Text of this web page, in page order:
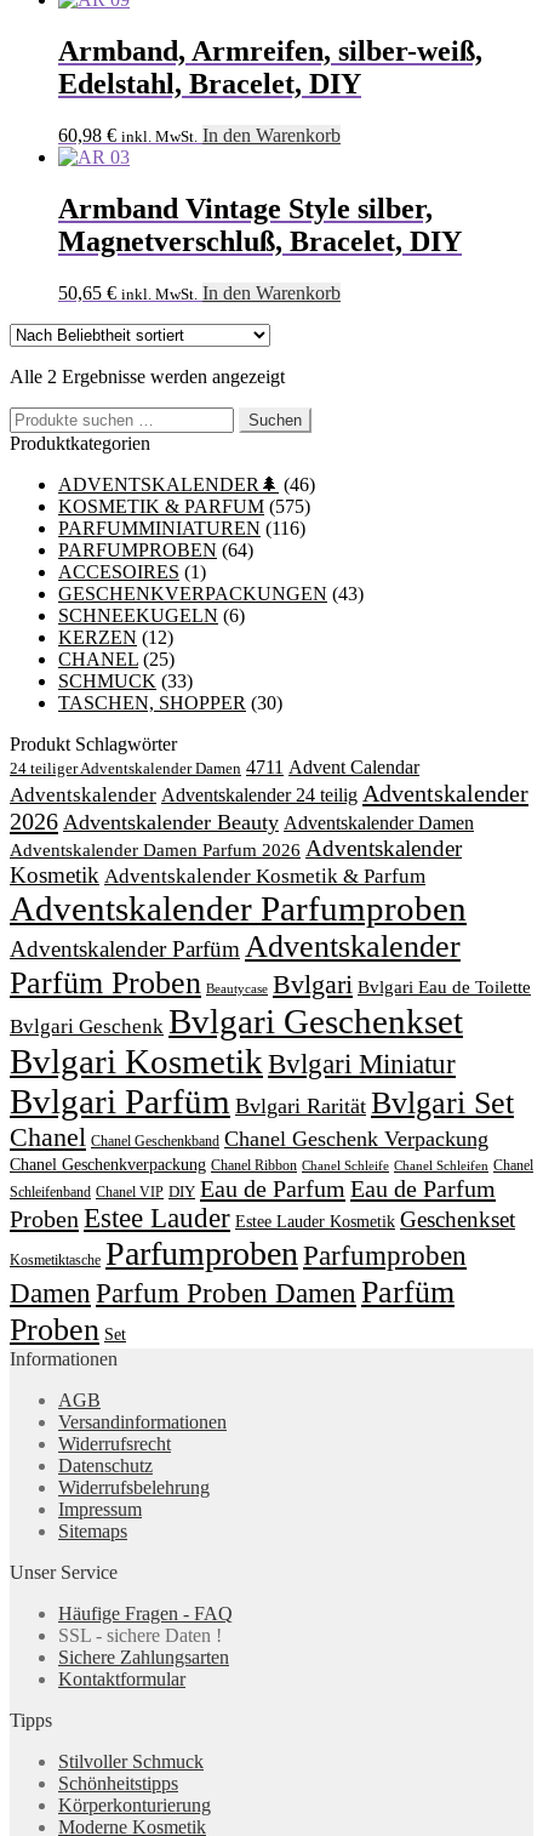
Armband, Armreifen, silber-weiß,
Edelstahl, Bracelet, DIY
60,98 € inkl. MwSt. In den Warenkorb
Armband Vintage Style silber,
Magnetverschluß, Bracelet, DIY
50,65 € inkl. MwSt. In den Warenkorb
Alle 2 Ergebnisse werden angezeigtNach
sortiert
Suchen
nach:
Suchen
Produktkategorien
ADVENTSKALENDER🌲 (46)
KOSMETIK & PARFUM (575)
PARFUMMINIATUREN (116)
PARFUMPROBEN (64)
ACCESOIRES (1)
GESCHENKVERPACKUNGEN (43)
SCHNEEKUGELN (6)
KERZEN (12)
CHANEL (25)
SCHMUCK (33)
TASCHEN, SHOPPER (30)
Produkt Schlagwörter
24 teiliger Adventskalender Damen 4711 Advent Calendar
Adventskalender Adventskalender 24 teilig Adventskalender
2026 Adventskalender Beauty Adventskalender Damen
Adventskalender Damen Parfum 2026 Adventskalender
Kosmetik Adventskalender Kosmetik & Parfum
Adventskalender Parfumproben
Adventskalender Parfüm Adventskalender
Parfüm Proben Beautycase Bvlgari Bvlgari Eau de Toilette
Bvlgari Geschenk Bvlgari Geschenkset
Bvlgari KosmetikBvlgari Miniatur
Bvlgari Parfüm Bvlgari Rarität Bvlgari Set
Chanel Chanel Geschenkband Chanel Geschenk Verpackung
Chanel Geschenkverpackung Chanel Ribbon Chanel Schleife Chanel Schleifen Chanel
Schleifenband Chanel VIP DIY Eau de Parfum Eau de Parfum
Proben Estee Lauder Estee Lauder Kosmetik Geschenkset
Kosmetiktasche Parfumproben Parfumproben
Damen Parfum Proben Damen Parfüm
Proben Set
Informationen
AGB
Versandinformationen
Widerrufsrecht
Datenschutz
Widerrufsbelehrung
Impressum
Sitemaps
Unser Service
Häufige Fragen - FAQ
SSL - sichere Daten !
Sichere Zahlungsarten
Kontaktformular
Tipps
Stilvoller Schmuck
Schönheitstipps
Körperkonturierung
Moderne Kosmetik